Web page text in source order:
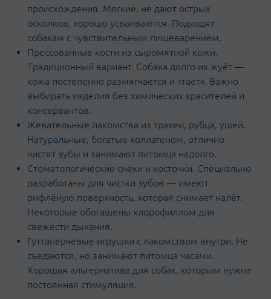
происхождения. Мягкие, не дают острых
осколков, хорошо усваиваются. Подходят
собакам с чувствительным пищеварением.
Прессованные кости из сыромятной кожи.
Традиционный вариант. Собака долго их жуёт —
кожа постепенно размягчается и «тает». Важно
выбирать изделия без химических красителей и
консервантов.
Жевательные лакомства из трахеи, рубца, ушей.
Натуральные, богатые коллагеном, отлично
чистят зубы и занимают питомца надолго.
Стоматологические снеки и косточки. Специально
разработаны для чистки зубов — имеют
рифлёную поверхность, которая снимает налёт.
Некоторые обогащены хлорофиллом для
свежести дыхания.
Гуттаперчевые игрушки с лакомством внутри. Не
съедаются, но занимают питомца часами.
Хорошая альтернатива для собак, которым нужна
постоянная стимуляция.